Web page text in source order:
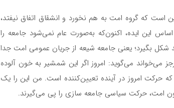
که گروه امت به هم نخورد و انشقاق اتفاق نیفتد،
این ایده، اکنون‌که به‌صورت عام نمی‌شود جامعه را
شکل بگیرد؛ یعنی جامعه شیعه از جریان عمومی امت جدا
می‌خواند می‌گوید: امروز اگر این شمشیر به خون آلوده
حرکت امروز در آینده تعیین‌کننده است. من این را یک
امت، حرکت سیاسی جامعه سازی را پی می‌گیرند.